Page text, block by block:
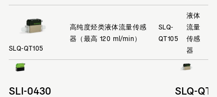
SLQ-QT105
高纯度烃类液体流量传感
器（最高 120 ml/min）
SLQ-
QT105
液体
流量
传感
器
SLI-0430 SLQ-